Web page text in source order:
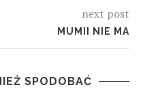
next post
MUMII NIE MA
SPODOBAĆ